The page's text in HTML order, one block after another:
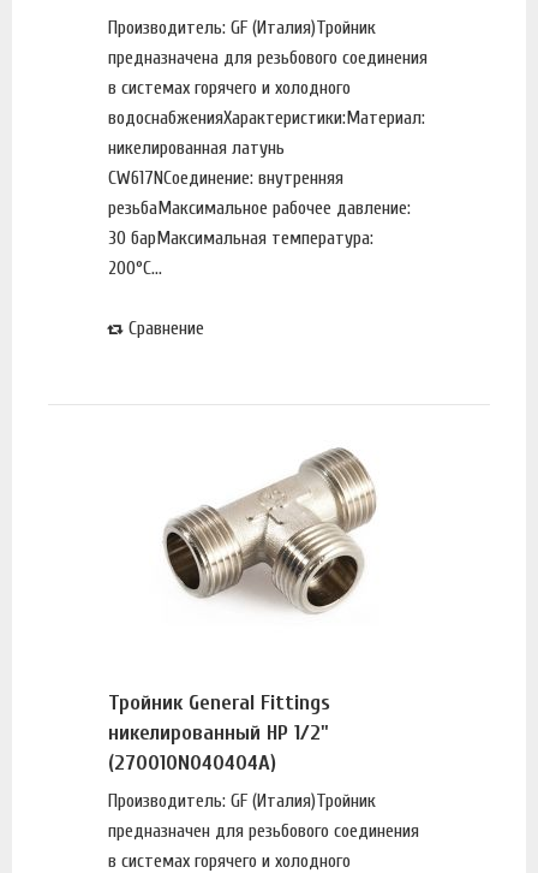
Производитель: GF (Италия)Тройник
предназначена для резьбового соединения
в системах горячего и холодного
водоснабженияХарактеристики:Материал:
никелированная латунь
CW617NСоединение: внутренняя
резьбаМаксимальное рабочее давление:
30 барМаксимальная температура:
200°С...
Сравнение
Тройник General Fittings
никелированный НР 1/2"
(270010N040404A)
Производитель: GF (Италия)Тройник
предназначен для резьбового соединения
в системах горячего и холодного